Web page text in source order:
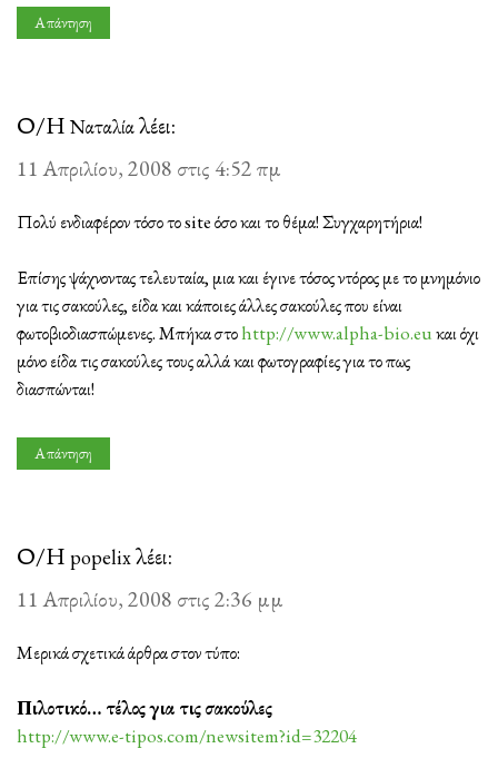
Απάντηση
Ο/Η Ναταλίαλέει:
11 Απριλίου, 2008 στις 4:52 πμ
Πολύ ενδιαφέρον τόσο το site όσο και το θέμα! Συγχαρητήρια!
Επίσης ψάχνοντας τελευταία, μια και έγινε τόσος ντόρος με το μνημόνιο
για τις σακούλες, είδα και κάποιες άλλες σακούλες που είναι
φωτοβιοδιασπώμενες. Μπήκα στοhttp://www.alpha-bio.euκαι όχι
μόνο είδα τις σακούλες τους αλλά και φωτογραφίες για το πως
διασπώνται!
Απάντηση
Ο/Η popelixλέει:
11 Απριλίου, 2008 στις 2:36 μμ
Μερικά σχετικά άρθρα στον τύπο:
Πιλοτικό… τέλος για τις σακούλες
http://www.e-tipos.com/newsitem?id=32204